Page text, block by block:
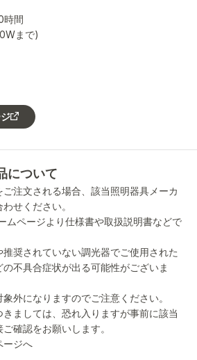
時間
まで)
について
注文される場合、該当照明器具メーカ
せください。
ムページより仕様書や取扱説明書などで
奨されていない調光器でご使用された
不具合症状が出る可能性がございま
外になりますのでご注意ください。
ましては、恐れ入りますが事前に該当
確認をお願いします。
ージへ